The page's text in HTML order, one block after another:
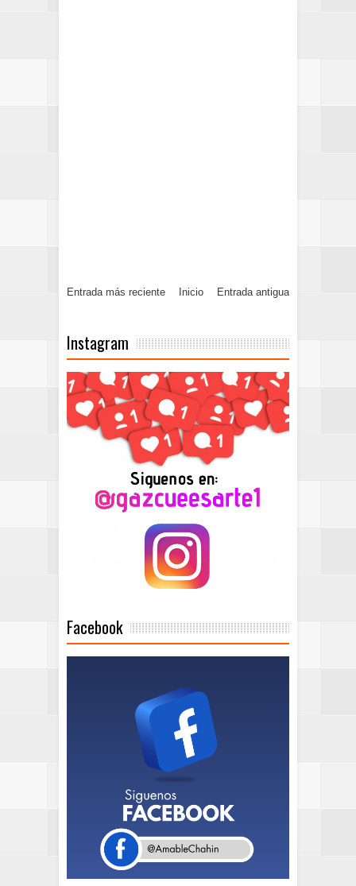
Entrada más reciente Entrada antigua
Inicio
Instagram
Facebook